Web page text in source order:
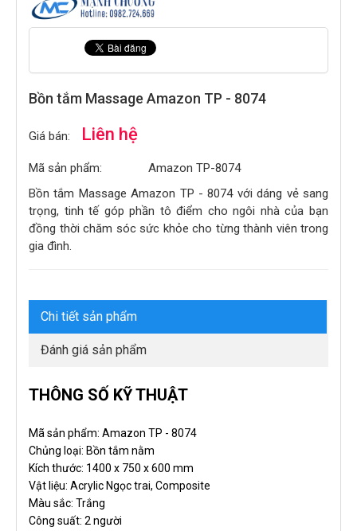
Bồn tắm Massage Amazon TP - 8074
Giá bán: Liên hệ
Mã sản phẩm:
Amazon TP-8074
Bồn tắm Massage Amazon TP - 8074 với dáng vẻ sang
trọng, tinh tế góp phần tô điểm cho ngôi nhà của bạn
đồng thời chăm sóc sức khỏe cho từng thành viên trong
gia đình.
Chi tiết sản phẩm
Đánh giá sản phẩm
THÔNG SỐ KỸ THUẬT
Mã sản phẩm: Amazon TP - 8074
Chủng loại: Bồn tắm nằm
Kích thước: 1400 x 750 x 600 mm
Vật liệu: Acrylic Ngọc trai, Composite
Màu sắc: Trắng
Công suất: 2 người